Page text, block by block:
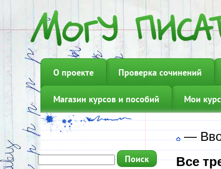
О проекте Проверка сочинений
Магазин курсов и пособий Мои
—
Все